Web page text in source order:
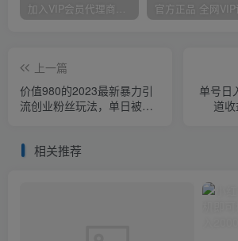
加入VIP会员代理商，享90%的推广提成，免费学习多种网上创业课程，菜鸟秒变大神！
上一篇
价值980的2023最新暴力引
流创业粉丝玩法，单日被动
单号日
道
相关推荐